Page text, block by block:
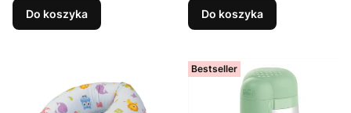
Do koszyka Do koszyka
Bestseller